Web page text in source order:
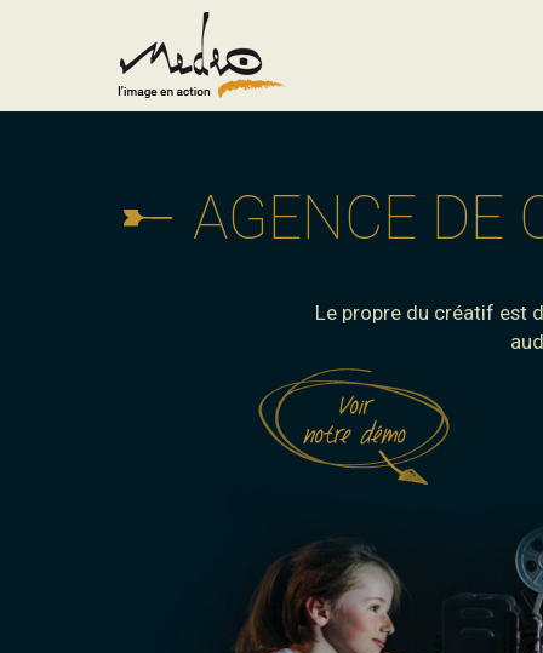
AGENCE DE
Le propre du créatif est